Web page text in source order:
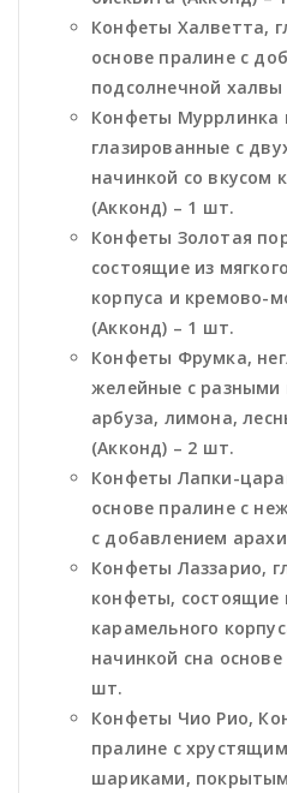
Конфеты Халветта,
основе пралине с
подсолнечной
Конфеты Муррлинка
глазированные с
начинкой со вкусом
(Акконд) – 1 шт.
Конфеты Золотая
состоящие из
корпуса и кремово-
(Акконд) – 1 шт.
Конфеты Фрумка,
желейные с разными
арбуза, лимона,
(Акконд) – 2 шт.
Конфеты Лапки-
основе пралине с
с добавлением
Конфеты Лаззарио,
конфеты, состоящие
карамельного
начинкой сна
шт.
Конфеты Чио Рио,
пралине с
шариками,